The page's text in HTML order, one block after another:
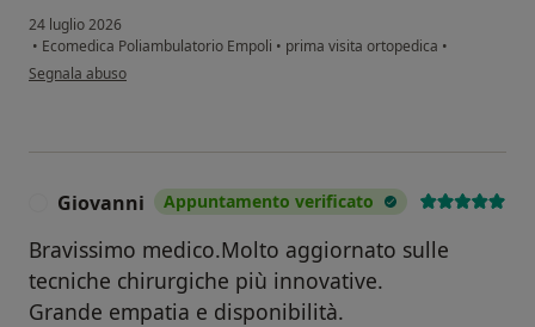
24 luglio 2026
• Ecomedica Poliambulatorio Empoli • prima visita ortopedica •
secondo l'opinione dell'utente CT
Segnala abuso
Giovanni Appuntamento verificato
Bravissimo medico.Molto aggiornato sulle
tecniche chirurgiche più innovative.
Grande empatia e disponibilità.